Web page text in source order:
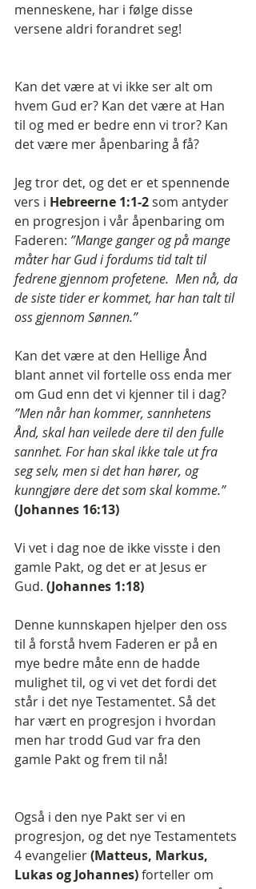
menneskene, har i følge disse
versene aldri forandret seg!
Kan det være at vi ikke ser alt om
hvem Gud er? Kan det være at Han
til og med er bedre enn vi tror? Kan
det være mer åpenbaring å få?
Jeg tror det, og det er et spennende
vers i Hebreerne 1:1-2 som antyder
en progresjon i vår åpenbaring om
Faderen: ”Mange ganger og på mange
måter har Gud i fordums tid talt til
fedrene gjennom profetene.  Men nå, da
de siste tider er kommet, har han talt til
oss gjennom Sønnen.”
Kan det være at den Hellige Ånd
blant annet vil fortelle oss enda mer
om Gud enn det vi kjenner til i dag?
”Men når han kommer, sannhetens
Ånd, skal han veilede dere til den fulle
sannhet. For han skal ikke tale ut fra
seg selv, men si det han hører, og
kunngjøre dere det som skal komme.”
(Johannes 16:13)
Vi vet i dag noe de ikke visste i den
gamle Pakt, og det er at Jesus er
Gud. (Johannes 1:18)
Denne kunnskapen hjelper den oss
til å forstå hvem Faderen er på en
mye bedre måte enn de hadde
mulighet til, og vi vet det fordi det
står i det nye Testamentet. Så det
har vært en progresjon i hvordan
men har trodd Gud var fra den
gamle Pakt og frem til nå!
Også i den nye Pakt ser vi en
progresjon, og det nye Testamentets
4 evangelier (Matteus, Markus,
Lukas og Johannes) forteller om